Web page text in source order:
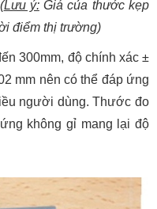
(Lưu ý:Giá của thước kẹp
điểm thị trường)
300mm, độ chính xác ±
mm nên có thể đáp ứng
người dùng. Thước đo
không gỉ mang lại độ